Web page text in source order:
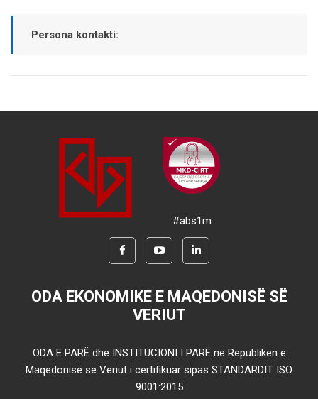
Persona kontakti:
#abs1m
ODA EKONOMIKE E MAQEDONISË SË
VERIUT
ODA E PARË dhe INSTITUCIONI I PARË në Republikën e
Maqedonisë së Veriut i certifikuar sipas STANDARDIT ISO
9001:2015